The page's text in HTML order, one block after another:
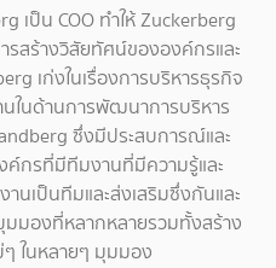
เป็น COO ทำให้ Zuckerberg
รสร้างวิสัยทัศน์ขององค์กรและ
เก่งในเรื่องการบริหารธุรกิจ
ในด้านการพัฒนาการบริหาร
ซึ่งมีประสบการณ์และ
กรที่มีทีมงานที่มีความรู้และ
นเป็นทีมและส่งเสริมซึ่งกันและ
มองที่หลากหลายรวมทั้งสร้าง
ในหลายๆ มุมมอง